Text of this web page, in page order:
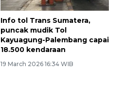
Info tol Trans Sumatera,
puncak mudik Tol
Kayuagung-Palembang capai
18.500 kendaraan
19 March 2026 16:34 WIB